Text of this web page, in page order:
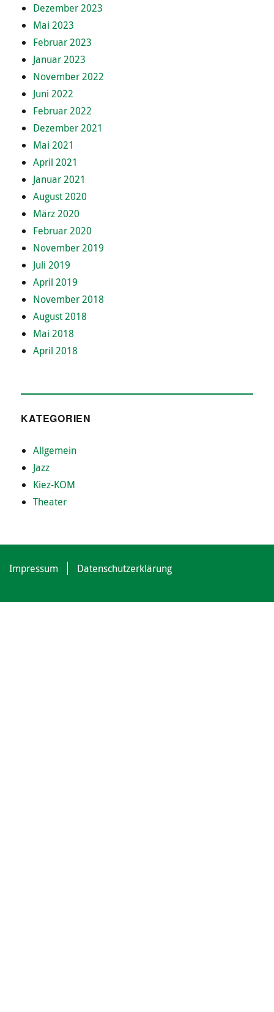
Dezember 2023
Mai 2023
Februar 2023
Januar 2023
November 2022
Juni 2022
Februar 2022
Dezember 2021
Mai 2021
April 2021
Januar 2021
August 2020
März 2020
Februar 2020
November 2019
Juli 2019
April 2019
November 2018
August 2018
Mai 2018
April 2018
KATEGORIEN
Allgemein
Jazz
Kiez-KOM
Theater
Impressum Datenschutzerklärung